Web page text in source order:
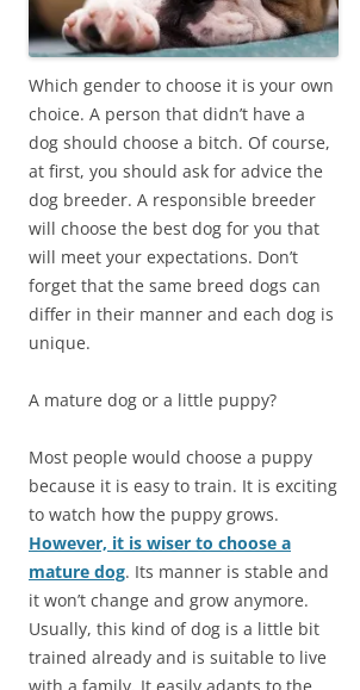
Which gender to choose it is your own
choice. A person that didn’t have a
dog should choose a bitch. Of course,
at first, you should ask for advice the
dog breeder. A responsible breeder
will choose the best dog for you that
will meet your expectations. Don’t
forget that the same breed dogs can
differ in their manner and each dog is
unique.
A mature dog or a little puppy?
Most people would choose a puppy
because it is easy to train. It is exciting
to watch how the puppy grows.
However, it is wiser to choose a
mature dog. Its manner is stable and
it won’t change and grow anymore.
Usually, this kind of dog is a little bit
trained already and is suitable to live